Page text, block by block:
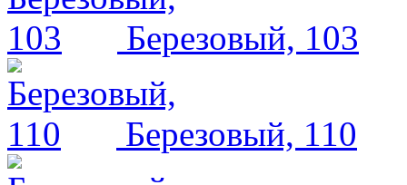
Березовый, 103
Березовый, 110